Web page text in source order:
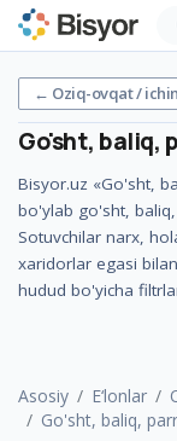
← Oziq-ovqat /
Go'sht, baliq,
Bisyor.uz «Go'sht,
bo'ylab go'sht,
Sotuvchilar narx,
xaridorlar egasi
hudud bo'yicha
Asosiy E‘lonlar
Go'sht, baliq,